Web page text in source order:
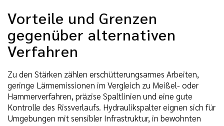
Vorteile und Grenzen
gegenüber alternativen
Verfahren
Zu den Stärken zählen erschütterungsarmes Arbeiten,
geringe Lärmemissionen im Vergleich zu Meißel- oder
Hammerverfahren, präzise Spaltlinien und eine gute
Kontrolle des Rissverlaufs. Hydraulikspalter eignen sich für
Umgebungen mit sensibler Infrastruktur, in bewohnten